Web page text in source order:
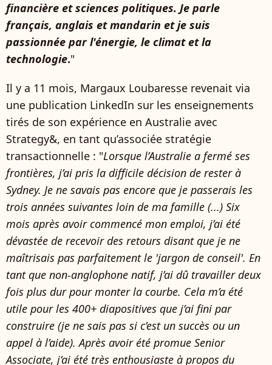
financière et sciences politiques. Je parle
français, anglais et mandarin et je suis
passionnée par l'énergie, le climat et la
technologie."
Il y a 11 mois, Margaux Loubaresse revenait via
une publication LinkedIn sur les enseignements
tirés de son expérience en Australie avec
Strategy&, en tant qu’associée stratégie
transactionnelle : "Lorsque l’Australie a fermé ses
frontières, j’ai pris la difficile décision de rester à
Sydney. Je ne savais pas encore que je passerais les
trois années suivantes loin de ma famille (...) Six
mois après avoir commencé mon emploi, j’ai été
dévastée de recevoir des retours disant que je ne
maîtrisais pas parfaitement le 'jargon de conseil'. En
tant que non-anglophone natif, j’ai dû travailler deux
fois plus dur pour monter la courbe. Cela m’a été
utile pour les 400+ diapositives que j’ai fini par
construire (je ne sais pas si c’est un succès ou un
appel à l’aide). Après avoir été promue Senior
Associate, j’ai été très enthousiaste à propos du